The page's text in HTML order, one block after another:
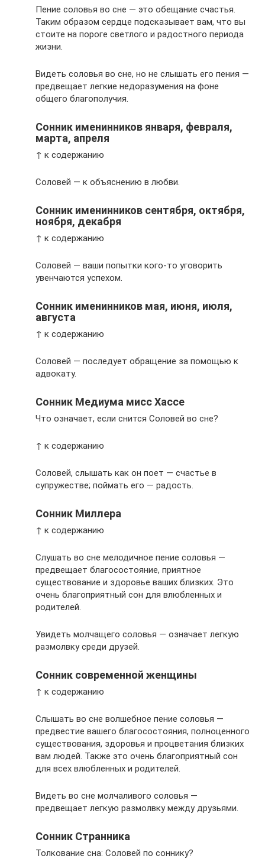
Пение соловья во сне — это обещание счастья.
Таким образом сердце подсказывает вам, что вы
стоите на пороге светлого и радостного периода
жизни.
Видеть соловья во сне, но не слышать его пения —
предвещает легкие недоразумения на фоне
общего благополучия.
Сонник именинников января, февраля,
марта, апреля
↑ к содержанию
Соловей — к объяснению в любви.
Сонник именинников сентября, октября,
ноября, декабря
↑ к содержанию
Соловей — ваши попытки кого-то уговорить
увенчаются успехом.
Сонник именинников мая, июня, июля,
августа
↑ к содержанию
Соловей — последует обращение за помощью к
адвокату.
Сонник Медиума мисс Хассе
Что означает, если снится Соловей во сне?
↑ к содержанию
Соловей, слышать как он поет — счастье в
супружестве; поймать его — радость.
Сонник Миллера
↑ к содержанию
Слушать во сне мелодичное пение соловья —
предвещает благосостояние, приятное
существование и здоровье ваших близких. Это
очень благоприятный сон для влюбленных и
родителей.
Увидеть молчащего соловья — означает легкую
размолвку среди друзей.
Сонник современной женщины
↑ к содержанию
Слышать во сне волшебное пение соловья —
предвестие вашего благосостояния, полноценного
существования, здоровья и процветания близких
вам людей. Также это очень благоприятный сон
для всех влюбленных и родителей.
Видеть во сне молчаливого соловья —
предвещает легкую размолвку между друзьями.
Сонник Странника
Толкование сна: Соловей по соннику?